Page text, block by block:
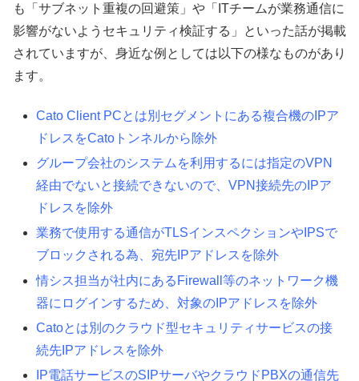
も「サブネット重複の回避策」や「ITチームが業務通信に
影響がないようセキュリティ検証する」といった話が掲載
されていますが、身近な例としては以下の様なものがあり
ます。
Cato Client PCとは別セグメントにある複合機のIPア
ドレスをCatoトンネルから除外
グループ会社のシステムを利用するには指定のVPN
経由でないと接続できないので、VPN接続先のIPア
ドレスを除外
業務で使用する通信がTLSインスペクションやIPSで
ブロックされる為、宛先IPアドレスを除外
情シス担当が社内にあるFirewall等のネットワーク機
器にログインするため、対象のIPアドレスを除外
Catoとは別のクラウド型セキュリティサービスの接
続先IPアドレスを除外
IP電話サービスのSIPサーバやクラウドPBXの通信先